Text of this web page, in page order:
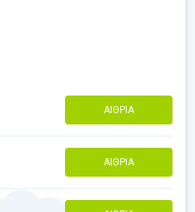
ΑΊΘΡΙΑ
ΑΊΘΡΙΑ